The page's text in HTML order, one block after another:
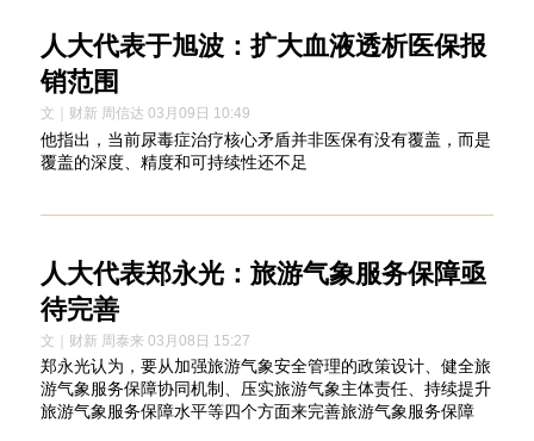
人大代表于旭波：扩大血液透析医保报
销范围
文｜财新 周信达 03月09日 10:49
他指出，当前尿毒症治疗核心矛盾并非医保有没有覆盖，而是
覆盖的深度、精度和可持续性还不足
人大代表郑永光：旅游气象服务保障亟
待完善
文｜财新 周泰来 03月08日 15:27
郑永光认为，要从加强旅游气象安全管理的政策设计、健全旅
游气象服务保障协同机制、压实旅游气象主体责任、持续提升
旅游气象服务保障水平等四个方面来完善旅游气象服务保障